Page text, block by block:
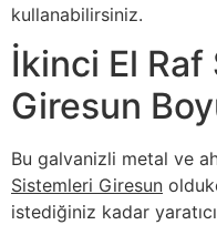
kullanabilirsiniz.
İkinci El
Giresun
Bu galvanizli metal ve
Sistemleri Giresun
istediğiniz kadar